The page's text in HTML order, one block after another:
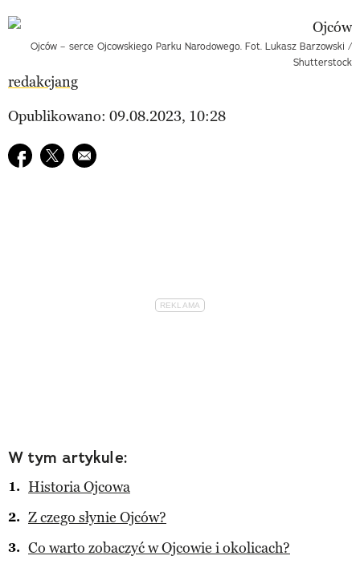
Ojców – serce Ojcowskiego Parku Narodowego. Fot. Lukasz Barzowski /
Shutterstock
redakcjang
Opublikowano: 09.08.2023, 10:28
Udostępnij na facebook
Udostępnij na twitter
E-mail do przyjaciela
W tym artykule:
Historia Ojcowa
Z czego słynie Ojców?
Co warto zobaczyć w Ojcowie i okolicach?